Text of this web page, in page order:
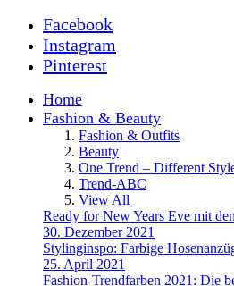
Facebook
Instagram
Pinterest
Home
Fashion & Beauty
Fashion & Outfits
Beauty
One Trend – Different
Trend-ABC
View All
Ready for New Years Eve mit
30. Dezember 2021
Stylinginspo: Farbige
25. April 2021
Fashion-Trendfarben 2021: Die